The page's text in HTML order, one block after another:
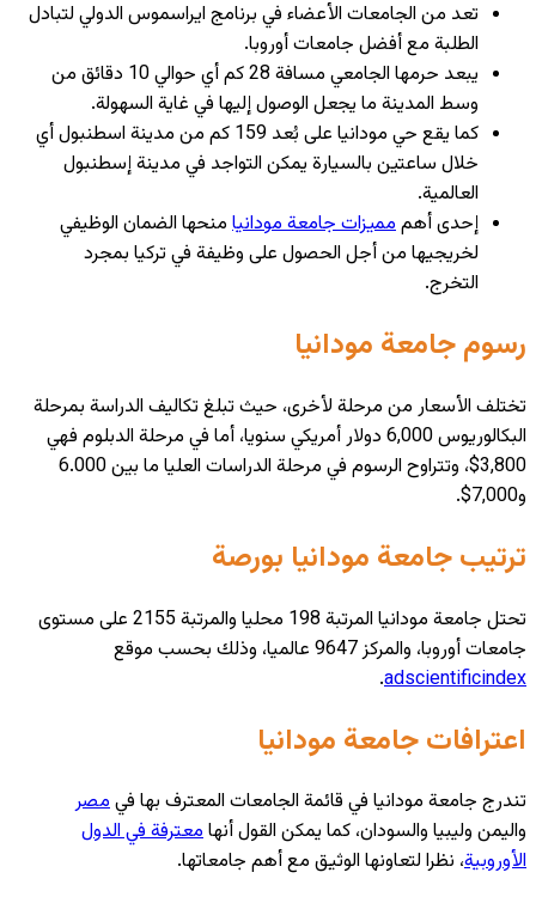
تعد من الجامعات الأعضاء في برنامج ايراسموس الدولي لتبادل
الطلبة مع أفضل جامعات أوروبا.
يبعد حرمها الجامعي مسافة 28 كم أي حوالي 10 دقائق من
وسط المدينة ما يجعل الوصول إليها في غاية السهولة.
كما يقع حي مودانيا على بُعد 159 كم من مدينة اسطنبول أي
خلال ساعتين بالسيارة يمكن التواجد في مدينة إسطنبول
العالمية.
إحدى أهممميزات جامعة مودانيا منحها الضمان الوظيفي
لخريجيها من أجل الحصول على وظيفة في تركيا بمجرد
التخرج.
رسوم جامعة مودانيا
تختلف الأسعار من مرحلة لأخرى، حيث تبلغ تكاليف الدراسة بمرحلة
البكالوريوس 6,000 دولار أمريكي سنويا، أما في مرحلة الدبلوم فهي
3,800$، وتتراوح الرسوم في مرحلة الدراسات العليا ما بين 6.000
و7,000$.
ترتيب جامعة مودانيا بورصة
تحتل جامعة مودانيا المرتبة 198 محليا والمرتبة 2155 على مستوى
جامعات أوروبا، والمركز 9647 عالميا، وذلك بحسب موقع
adscientificindex
.
اعترافات جامعة مودانيا
تندرج جامعة مودانيا في قائمة الجامعات المعترف بها فيمصر
واليمن وليبيا والسودان، كما يمكن القول أنهامعترفة في الدول
الأوروبية، نظرا لتعاونها الوثيق مع أهم جامعاتها.